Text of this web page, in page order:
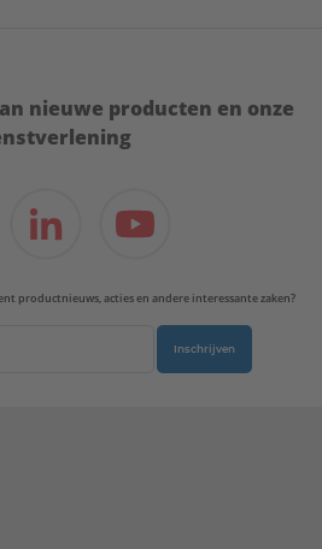
nieuwe producten en onze
productnieuws, acties en andere interessante zaken?
Inschrijven